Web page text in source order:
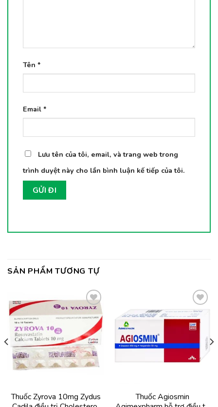
Tên *
Email *
Lưu tên của tôi, email, và trang web trong
trình duyệt này cho lần bình luận kế tiếp của tôi.
SẢN PHẨM TƯƠNG TỰ
Thêm
vào
yêu
thích
Thuốc Zyrova 10mg Zydus
Thêm
yêu
thích
Thuốc Agiosmin